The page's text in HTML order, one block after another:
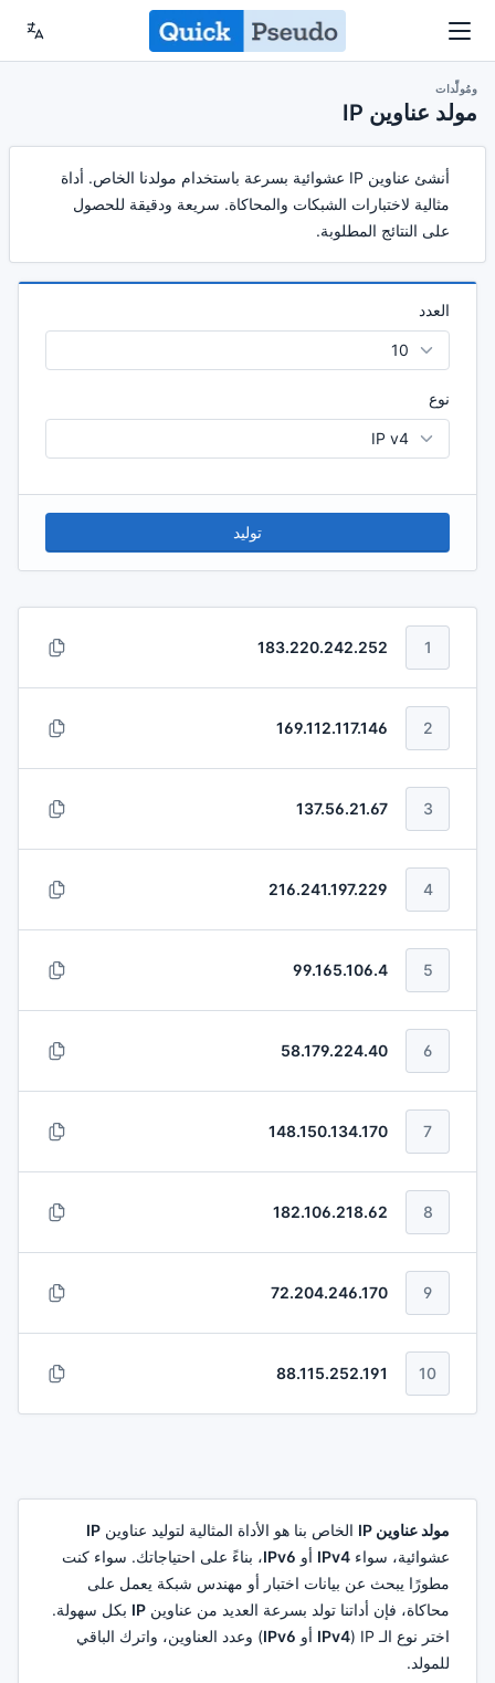
ومُولِّدات
مولد عناوين IP
أنشئ عناوين IP عشوائية بسرعة باستخدام مولدنا الخاص. أداة
مثالية لاختبارات الشبكات والمحاكاة. سريعة ودقيقة للحصول
على النتائج المطلوبة.
العدد
نوع
توليد
1
183.220.242.252
2
169.112.117.146
3
137.56.21.67
4
216.241.197.229
5
99.165.106.4
6
58.179.224.40
7
148.150.134.170
8
182.106.218.62
9
72.204.246.170
10
88.115.252.191
مولد عناوين IP الخاص بنا هو الأداة المثالية لتوليد عناوين IP
عشوائية، سواء IPv4 أو IPv6، بناءً على احتياجاتك. سواء كنت
مطورًا يبحث عن بيانات اختبار أو مهندس شبكة يعمل على
محاكاة، فإن أداتنا تولد بسرعة العديد من عناوين IP بكل سهولة.
اختر نوع الـ IP (
IPv4 أو IPv6) وعدد العناوين، واترك الباقي
للمولد.